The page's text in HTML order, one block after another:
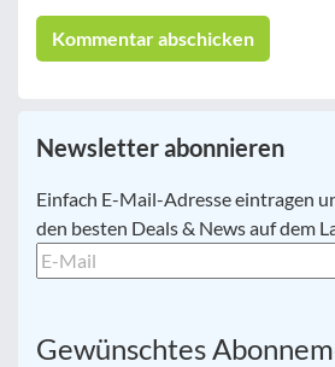
Newsletter abonnieren
E-
Mail *
Einfach E-Mail-Adresse eintragen
den besten Deals & News auf dem
Gewünschtes